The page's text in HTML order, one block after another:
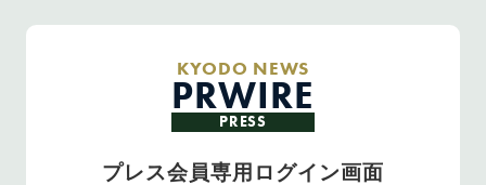
KYODO NEWS
PRWIRE
PRESS
プレス会員専用ログイン画面